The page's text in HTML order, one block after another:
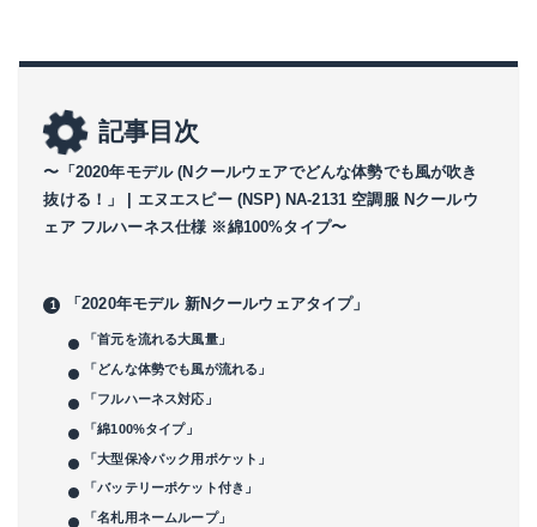
記事目次
〜「2020年モデル (Nクールウェアでどんな体勢でも風が吹き
抜ける！」 | エヌエスピー (NSP) NA-2131 空調服 Nクールウ
ェア フルハーネス仕様 ※綿100%タイプ〜
「2020年モデル 新Nクールウェアタイプ」
「首元を流れる大風量」
「どんな体勢でも風が流れる」
「フルハーネス対応」
「綿100%タイプ」
「大型保冷パック用ポケット」
「バッテリーポケット付き」
「名札用ネームループ」